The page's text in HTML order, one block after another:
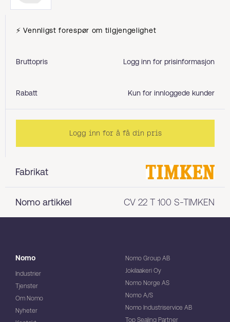
Fabrikat
Nomo artikkel CV 22 T 100 S-TIMKEN
⚡ Vennligst forespør om tilgjengelighet
Bruttopris Logg inn for prisinformasjon
Rabatt Kun for innloggede kunder
Logg inn for å få din pris
Nomo
Industrier
Tjenster
Om Nomo
Nyheter
Nomo Group AB
Jokilaakeri Oy
Nomo Norge AS
Nomo A/S
Nomo Industriservice AB
Top Sealing Partner